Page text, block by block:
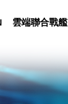
雲端聯合戰艦